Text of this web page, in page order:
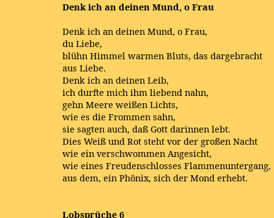
Denk ich an deinen Mund, o Frau
Denk ich an deinen Mund, o Frau,
du Liebe,
blühn Himmel warmen Bluts, das dargebracht
aus Liebe.
Denk ich an deinen Leib,
ich durfte mich ihm liebend nahn,
gehn Meere weißen Lichts,
wie es die Frommen sahn,
sie sagten auch, daß Gott darinnen lebt.
Dies Weiß und Rot steht vor der großen Nacht
wie ein verschwommen Angesicht,
wie eines Freudenschlosses Flammenuntergang,
aus dem, ein Phönix, sich der Mond erhebt.
Lobsprüche 6